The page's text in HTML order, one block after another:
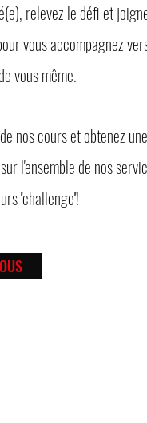
relevez le défi et
vous accompagnez
vous même.
nos cours et obtenez une
l'ensemble de nos
''challenge''!